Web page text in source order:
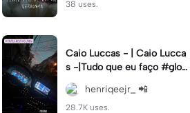
38 uses.
Caio Luccas - | Caio Lucca
s -|Tudo que eu faço #glow
up#caioluccas#tipografia#l
yricshenriqeejr_ 📲
28.7K uses.